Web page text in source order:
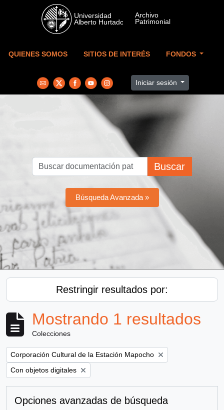
Skip to main content
QUIENES SOMOS SITIOS DE INTERÉS FONDOS
Iniciar sesión
Buscar
Búsqueda Avanzada »
Restringir resultados por:
Mostrando 1 resultados
Colecciones
Remove filter:
Corporación Cultural de la Estación Mapocho
Remove filter:
Con objetos digitales
Opciones avanzadas de búsqueda